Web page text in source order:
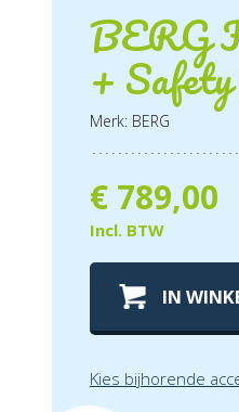
BERG
+
Merk: BERG
€ 789,00
Incl. BTW
IN
Kies bijhorende